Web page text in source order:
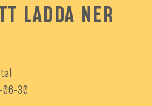
LADDA NER
30